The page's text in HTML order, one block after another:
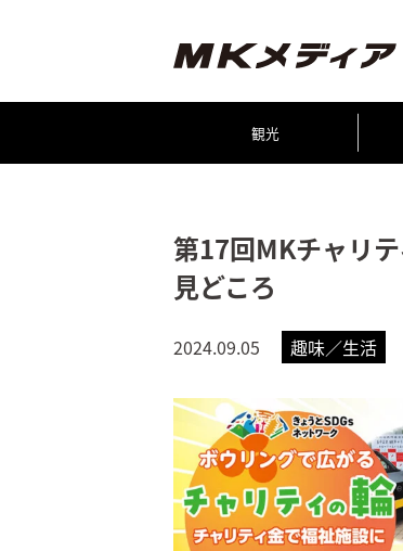
観光
第17回MKチャリ
見どころ
2024.09.05 趣味／生活